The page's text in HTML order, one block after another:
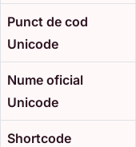
Punct de cod
Unicode
Nume oficial
Unicode
Shortcode